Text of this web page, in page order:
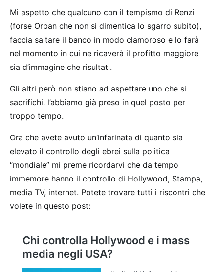
Mi aspetto che qualcuno con il tempismo di Renzi
(forse Orban che non si dimentica lo sgarro subito),
faccia saltare il banco in modo clamoroso e lo farà
nel momento in cui ne ricaverà il profitto maggiore
sia d’immagine che risultati.
Gli altri però non stiano ad aspettare uno che si
sacrifichi, l’abbiamo già preso in quel posto per
troppo tempo.
Ora che avete avuto un’infarinata di quanto sia
elevato il controllo degli ebrei sulla politica
“mondiale” mi preme ricordarvi che da tempo
immemore hanno il controllo di Hollywood, Stampa,
media TV, internet. Potete trovare tutti i riscontri che
volete in questo post: